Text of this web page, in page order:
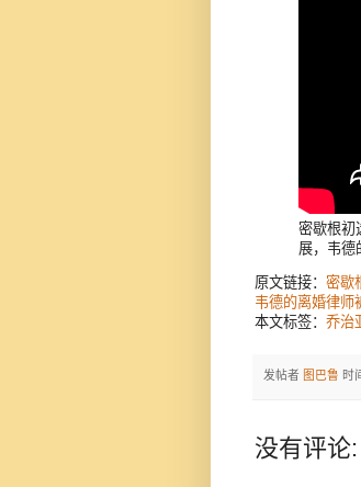
密歇根初
展，韦德
原文链接： 密歇
韦德的离婚律师
本文标签： 乔治
发帖者 图巴鲁 时
没有评论: